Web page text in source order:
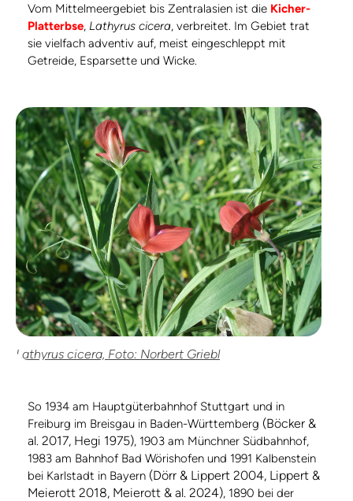
Vom Mittelmeergebiet bis Zentralasien ist die Kicher-
Platterbse, Lathyrus cicera, verbreitet. Im Gebiet trat
sie vielfach adventiv auf, meist eingeschleppt mit
Getreide, Esparsette und Wicke.
Lathyrus cicera, Foto: Norbert Griebl
So 1934 am Hauptgüterbahnhof Stuttgart und in
Freiburg im Breisgau in Baden-Württemberg (Böcker &
al. 2017, Hegi 1975), 1903 am Münchner Südbahnhof,
1983 am Bahnhof Bad Wörishofen und 1991 Kalbenstein
bei Karlstadt in Bayern (Dörr & Lippert 2004, Lippert &
Meierott 2018, Meierott & al. 2024), 1890 bei der